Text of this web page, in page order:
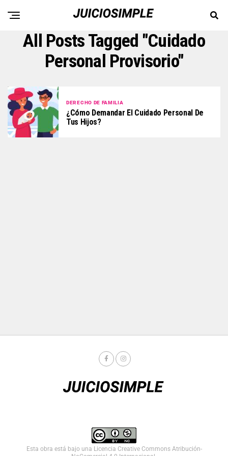
All Posts Tagged "cuidado
Personal Provisorio"
DERECHO DE FAMILIA
¿Cómo Demandar El Cuidado Personal De
Tus Hijos?
Esta obra está bajo una Licencia Creative Commons Atribución-